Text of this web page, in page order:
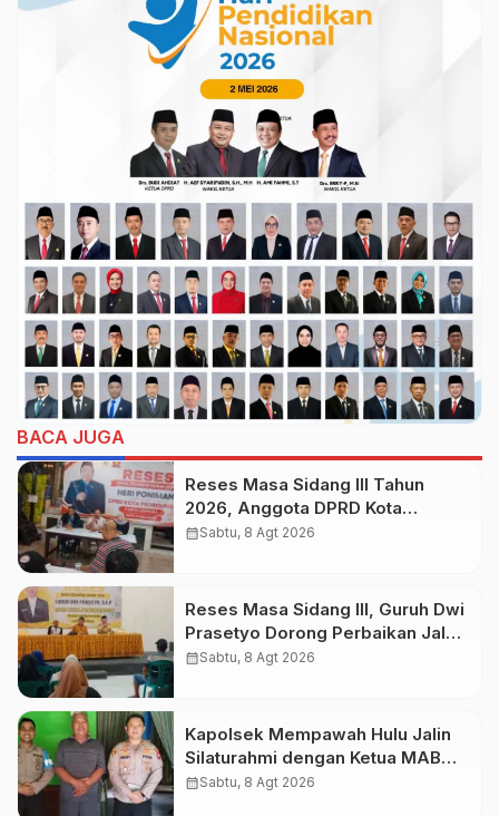
BACA JUGA
Reses Masa Sidang III Tahun
2026, Anggota DPRD Kota
Probolinggo Fraksi Partai
calendar_monthSabtu, 8 Agt 2026
Reses Masa Sidang III, Guruh Dwi
Prasetyo Dorong Perbaikan Jalan
dan Plengsengan di Kedopok
calendar_monthSabtu, 8 Agt 2026
Kapolsek Mempawah Hulu Jalin
Silaturahmi dengan Ketua MABM
Kecamatan Mempawah Hulu
calendar_monthSabtu, 8 Agt 2026